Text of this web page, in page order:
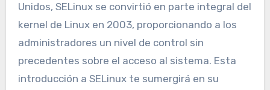
Unidos, SELinux se convirtió en parte integral del
kernel de Linux en 2003, proporcionando a los
administradores un nivel de control sin
precedentes sobre el acceso al sistema. Esta
introducción a SELinux te sumergirá en su